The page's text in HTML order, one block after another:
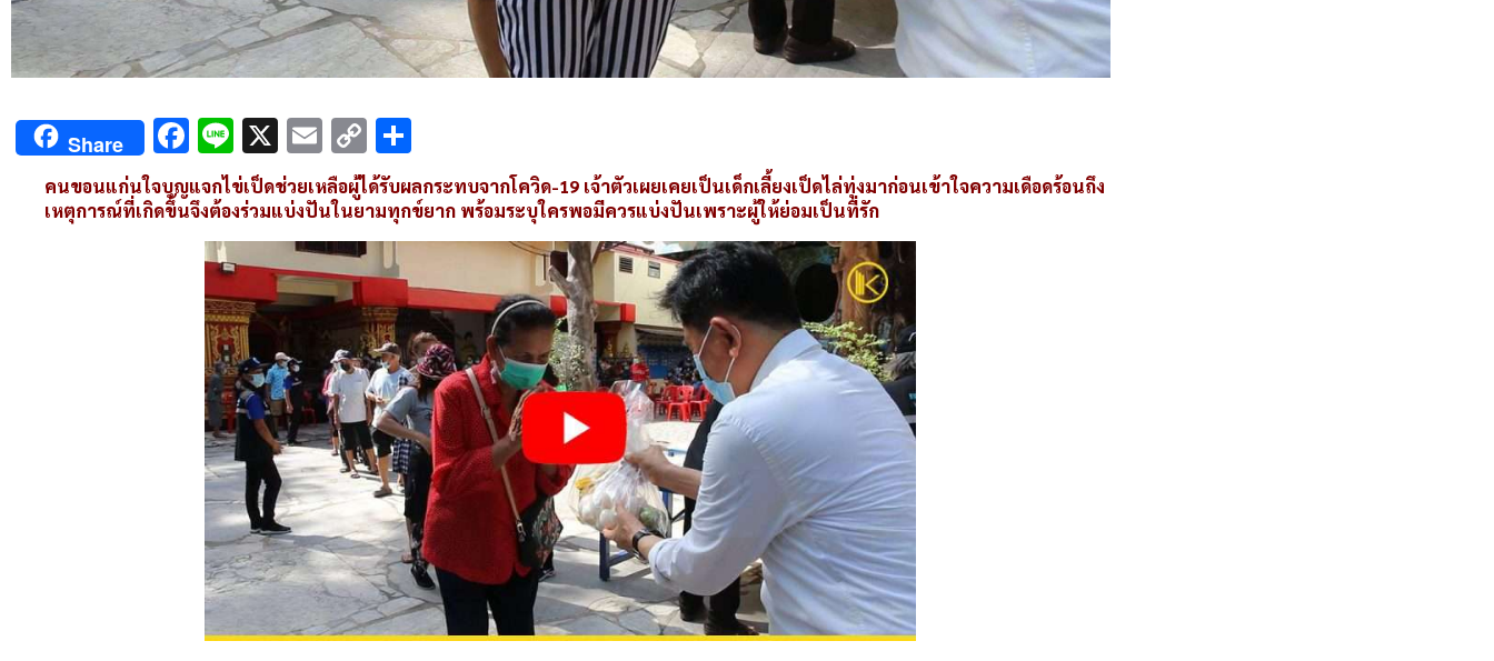
Share Facebook
Line
X Email
Copy
Link
คนขอนแก่นใจบุญแจกไข่เป็ดช่วยเหลือผู้ได้รับผลกระทบจากโควิด-19 เจ้าตัวเผยเคยเป็นเด็กเลี้ยงเป็ดไล่ทุ่งมาก่อนเข้าใจความเดือดร้อนถึง
เหตุการณ์ที่เกิดขึ้นจึงต้องร่วมแบ่งปันในยามทุกข์ยาก พร้อมระบุใครพอมีควรแบ่งปันเพราะผู้ให้ย่อมเป็นที่รัก